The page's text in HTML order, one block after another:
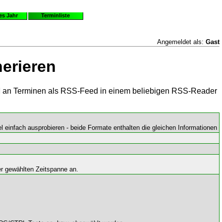
Jahr
Terminliste
Angemeldet als: Gast
Terminen als RSS-Feed in einem beliebigen RSS-Reader
ausprobieren - beide Formate enthalten die gleichen Informationen
gewählten Zeitspanne an.